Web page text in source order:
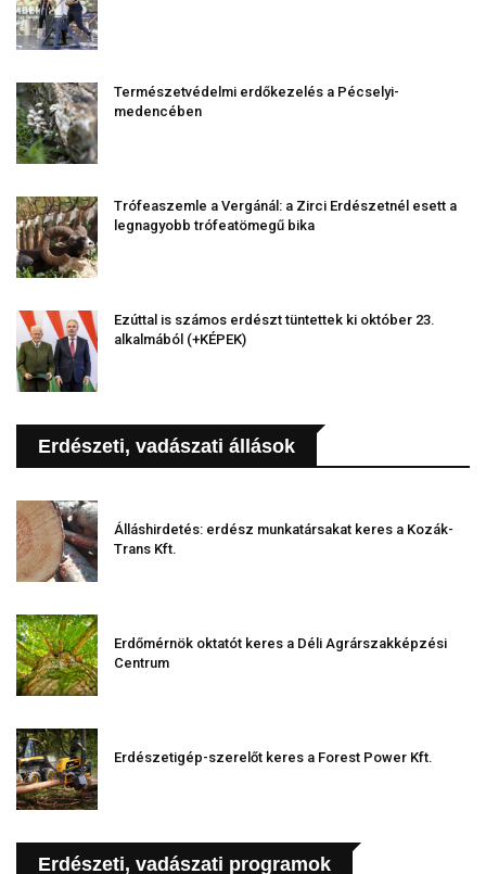
Természetvédelmi erdőkezelés a Pécselyi-
medencében
Trófeaszemle a Vergánál: a Zirci Erdészetnél esett a
legnagyobb trófeatömegű bika
Ezúttal is számos erdészt tüntettek ki október 23.
alkalmából (+KÉPEK)
Erdészeti, vadászati állások
Álláshirdetés: erdész munkatársakat keres a Kozák-
Trans Kft.
Erdőmérnök oktatót keres a Déli Agrárszakképzési
Centrum
Erdészetigép-szerelőt keres a Forest Power Kft.
Erdészeti, vadászati programok